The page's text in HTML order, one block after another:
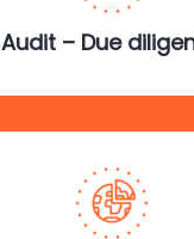
Audit – Due